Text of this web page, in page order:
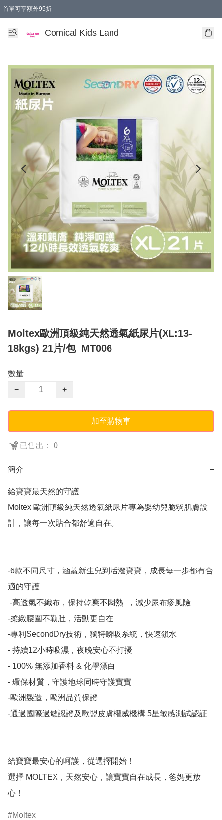
首單可享額外95折
Comical Kids Land
Moltex歐洲頂級純天然透氣紙尿片(XL:13-
18kgs) 21片/包_MT006
數量
−
+
加至購物車
已售出： 0
簡介 −
給寶寶最天然的守護
Moltex 歐洲頂級純天然透氣紙尿片專為嬰幼兒脆弱肌膚設
計，讓每一次貼合都舒適自在。
-6款不同尺寸，涵蓋新生兒到活潑寶寶，成長每一步都有合
適的守護
-柔緻腰圍不勒肚，活動更自在
-專利SecondDry技術，獨特瞬吸系統，快速鎖水
- 持續12小時吸濕，夜晚安心不打擾
- 100% 無添加香料 & 化學漂白
- 環保材質，守護地球同時守護寶寶
-歐洲製造，歐洲品質保證
-通過國際過敏認證及歐盟皮膚權威機構 5星敏感測試認証
給寶寶最安心的呵護，從選擇開始！
選擇 MOLTEX，天然安心，讓寶寶自在成長，爸媽更放
心！
Moltex